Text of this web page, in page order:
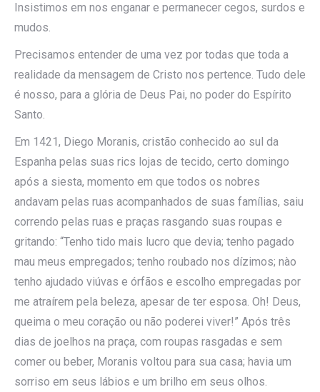
Insistimos em nos enganar e permanecer cegos, surdos e
mudos.
Precisamos entender de uma vez por todas que toda a
realidade da mensagem de Cristo nos pertence. Tudo dele
é nosso, para a glória de Deus Pai, no poder do Espírito
Santo.
Em 1421, Diego Moranis, cristão conhecido ao sul da
Espanha pelas suas rics lojas de tecido, certo domingo
após a siesta, momento em que todos os nobres
andavam pelas ruas acompanhados de suas famílias, saiu
correndo pelas ruas e praças rasgando suas roupas e
gritando: “Tenho tido mais lucro que devia; tenho pagado
mau meus empregados; tenho roubado nos dízimos; nào
tenho ajudado viúvas e órfãos e escolho empregadas por
me atraírem pela beleza, apesar de ter esposa. Oh! Deus,
queima o meu coração ou não poderei viver!” Após três
dias de joelhos na praça, com roupas rasgadas e sem
comer ou beber, Moranis voltou para sua casa; havia um
sorriso em seus lábios e um brilho em seus olhos.